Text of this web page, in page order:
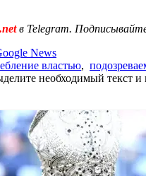
в Telegram.
News
властью,
необходимый текст